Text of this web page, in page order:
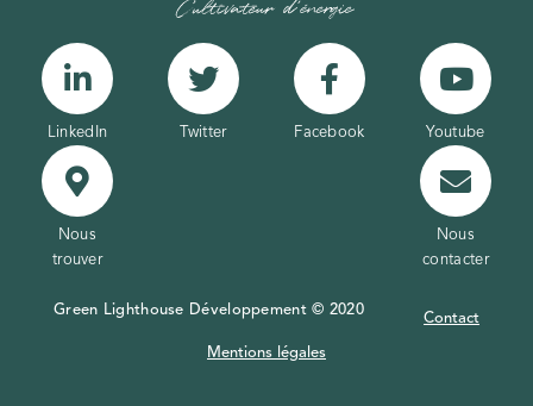
LinkedIn Twitter Facebook Youtube
Nous
trouver
Nous
contacter
Green Lighthouse Développement © 2020 Contact
Mentions légales